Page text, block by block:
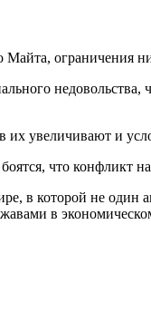
ограничения
увеличивают и
что конфликт
в которой не один
в